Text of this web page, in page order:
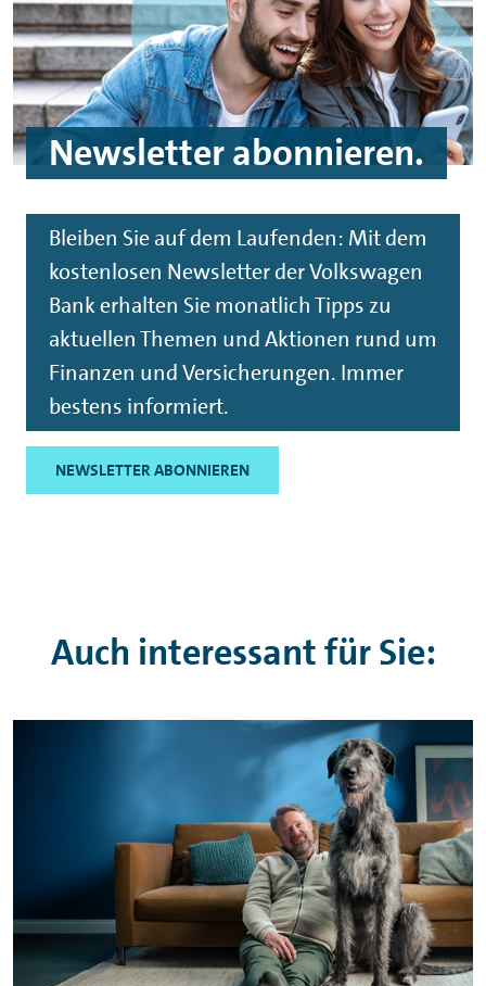
Newsletterabonnieren.
Bleiben Sie auf dem Laufenden: Mit dem
kostenlosen Newsletterder Volkswagen
Bank erhalten Sie monatlich Tipps zu
aktuellen Themen und Aktionen rund um
Finanzen und Versicherungen. Immer
bestens informiert.
NEWSLETTER ABONNIEREN
Auch interessant für Sie: